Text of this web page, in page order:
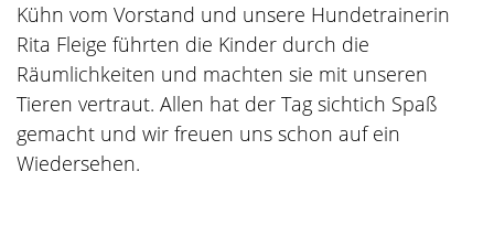
Kühn vom Vorstand und unsere Hundetrainerin
Rita Fleige führten die Kinder durch die
Räumlichkeiten und machten sie mit unseren
Tieren vertraut. Allen hat der Tag sichtich Spaß
gemacht und wir freuen uns schon auf ein
Wiedersehen.